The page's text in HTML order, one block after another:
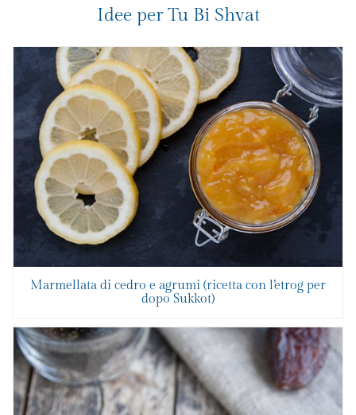
Idee per Tu Bi Shvat
Marmellata di cedro e agrumi (ricetta con l’etrog per
dopo Sukkot)